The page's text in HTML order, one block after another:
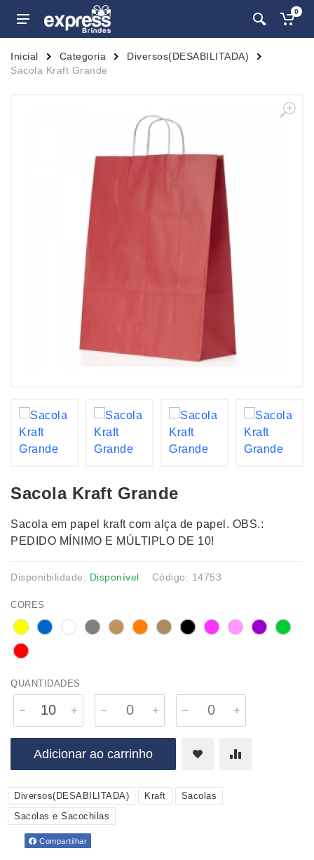
0
Inicial Categoria
Diversos(DESABILITADA)
Sacola Kraft Grande
Sacola Kraft Grande
Sacola em papel kraft com alça de papel. OBS.:
PEDIDO MÍNIMO E MÚLTIPLO DE 10!
Disponibilidade: Disponível Código: 14753
CORES
QUANTIDADES
Adicionar ao carrinho
Diversos(DESABILITADA) Kraft
Sacolas
Sacolas e Sacochilas
Compartilhar